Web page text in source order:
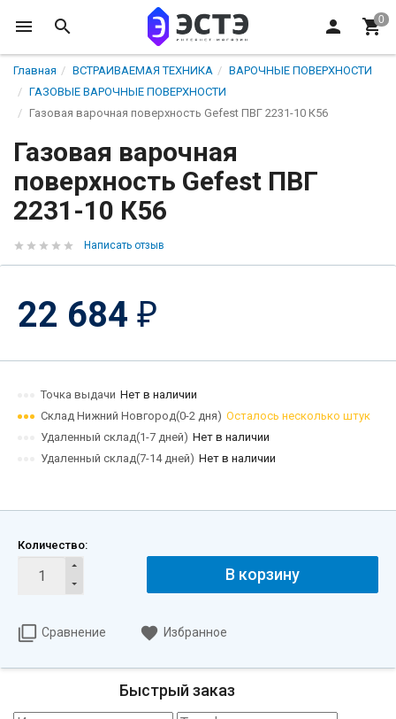
Главная ВСТРАИВАЕМАЯ ТЕХНИКА
ВАРОЧНЫЕ ПОВЕРХНОСТИ
ГАЗОВЫЕ ВАРОЧНЫЕ ПОВЕРХНОСТИ
Газовая варочная поверхность Gefest ПВГ 2231-10 К56
Газовая варочная
поверхность Gefest ПВГ
2231-10 К56
Написать отзыв
22 684 ₽
Точка выдачи Нет в наличии
Склад Нижний Новгород(0-2 дня) Осталось несколько штук
Удаленный склад(1-7 дней) Нет в наличии
Удаленный склад(7-14 дней) Нет в наличии
Количество:
В корзину
Сравнение Избранное
Быстрый заказ